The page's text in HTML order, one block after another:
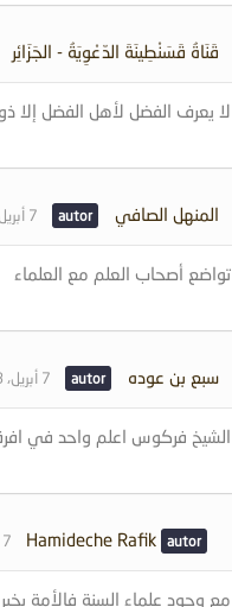
قَنَاةُ قَسَنْطِينَةَ الدّعْوِيَةُ - الجَزَائِر
لا يعرف الفضل لأهل الفضل إلا
المنهل الصافي 7 أبريل، 2018 الساعة 7:18 مساءً
تواضع أصحاب العلم مع العلماء
سبع بن عوده 7 أبريل، 2018 الساعة 8:10 مساءً
الشيخ فركوس اعلم واحد في
Hamideche Rafik 7 أبريل، 2018 الساعة 11:27 مساءً
مع وجود علماء السنة فالأمة